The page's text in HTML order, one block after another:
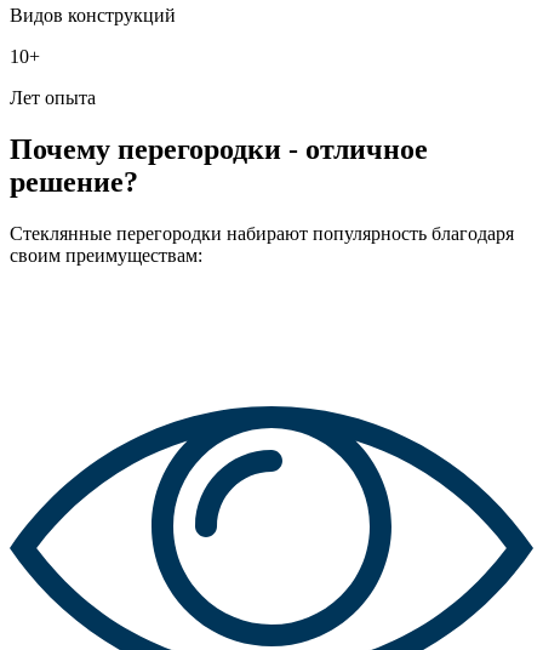
Видов конструкций
10+
Лет опыта
Почему перегородки - отличное
решение?
Стеклянные перегородки набирают популярность благодаря
своим преимуществам: